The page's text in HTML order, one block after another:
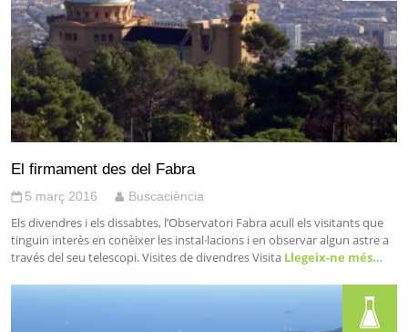
El firmament des del Fabra
5 març 2016 Buscaciència
Els divendres i els dissabtes, l’Observatori Fabra acull els visitants que
tinguin interès en conèixer les instal·lacions i en observar algun astre a
través del seu telescopi. Visites de divendres Visita Llegeix-ne més…